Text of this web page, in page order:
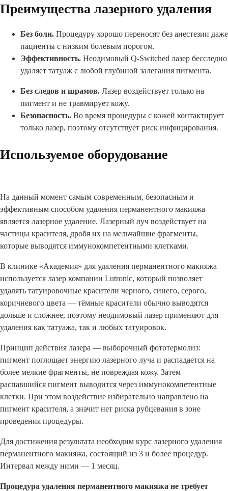
Преимущества лазерного удаления
Без боли. Процедуру хорошо переносят без анестезии даже
пациенты с низким болевым порогом.
Эффективность. Неодимовый Q-Switched лазер бесследно
удаляет татуаж с любой глубиной залегания пигмента.
Без следов и шрамов. Лазер воздействует только на
пигмент и не травмирует кожу.
Безопасность. Во время процедуры с кожей контактирует
только лазер, поэтому отсутствует риск инфицирования.
Используемое оборудование
На данный момент самым современным, безопасным и
эффективным способом удаления перманентного макияжа
является лазерное удаление. Лазерный луч воздействует на
частицы красителя, дробя их на мельчайшие фрагменты,
которые выводятся иммунокомпетентными клетками.
В клинике «Академия» для удаления перманентного макияжа
используется лазер компании Lutronic, который позволяет
удалять татуировочные красители черного, синего, серого,
коричневого цвета — тёмные красители обычно выводятся
дольше и сложнее, поэтому неодимовый лазер применяют для
удаления как татуажа, так и любых татуировок.
Принцип действия лазера — выборочный фототермолиз:
пигмент поглощает энергию лазерного луча и распадается на
более мелкие фрагменты, не повреждая кожу. Затем
распавшийся пигмент выводится через иммунокомпетентные
клетки. При этом воздействие избирательно направлено на
пигмент красителя, а значит нет риска рубцевания в зоне
проведения процедуры.
Для достижения результата необходим курс лазерного удаления
перманентного макияжа, состоящий из 3 и более процедур.
Интервал между ними — 1 месяц.
Процедура удаления перманентного макияжа не требует